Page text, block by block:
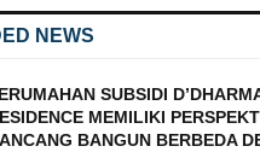
NEWS
SUBSIDI
MEMILIKI
BANGUN BERBEDA